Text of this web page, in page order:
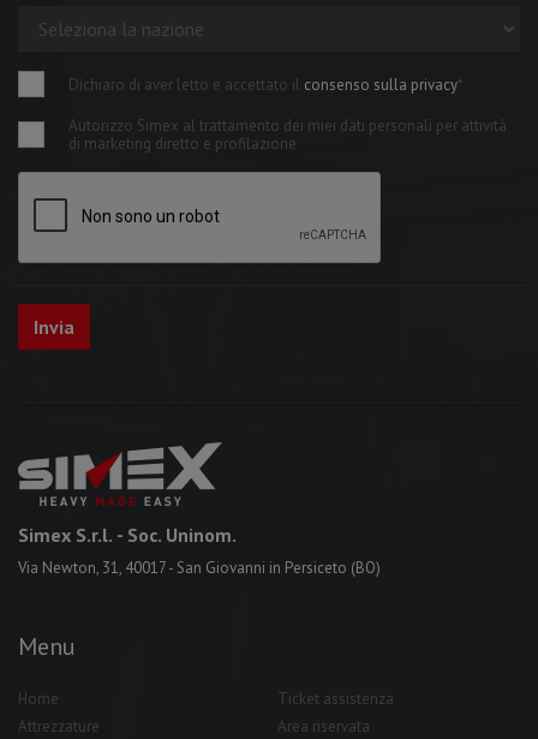
Dichiaro di aver letto e accettato il consenso sulla privacy*
Autorizzo Simex al trattamento dei miei dati personali per attività
di marketing diretto e profilazione
Simex S.r.l. - Soc. Uninom.
Via Newton, 31, 40017 - San Giovanni in Persiceto (BO)
Menu
Home
Attrezzature
Ticket assistenza
Area riservata